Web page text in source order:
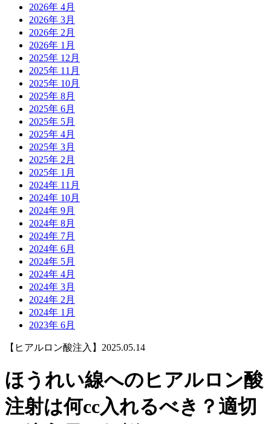
2026年 4月
2026年 3月
2026年 2月
2026年 1月
2025年 12月
2025年 11月
2025年 10月
2025年 8月
2025年 6月
2025年 5月
2025年 4月
2025年 3月
2025年 2月
2025年 1月
2024年 11月
2024年 10月
2024年 9月
2024年 8月
2024年 7月
2024年 6月
2024年 5月
2024年 4月
2024年 3月
2024年 2月
2024年 1月
2023年 6月
【ヒアルロン酸注入】 2025.05.14
ほうれい線へのヒアルロン酸
注射は何cc入れるべき？適切